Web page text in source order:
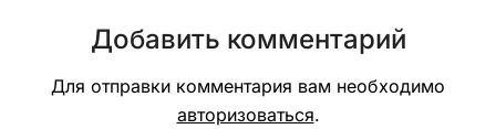
Добавить комментарий
Для отправки комментария вам необходимо
авторизоваться.